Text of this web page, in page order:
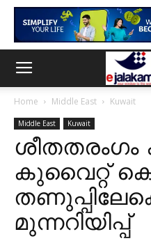
Home Middle East Kuwait
Middle East Kuwait
കുവൈറ്റ്
മുന്നറിയിപ്പ്